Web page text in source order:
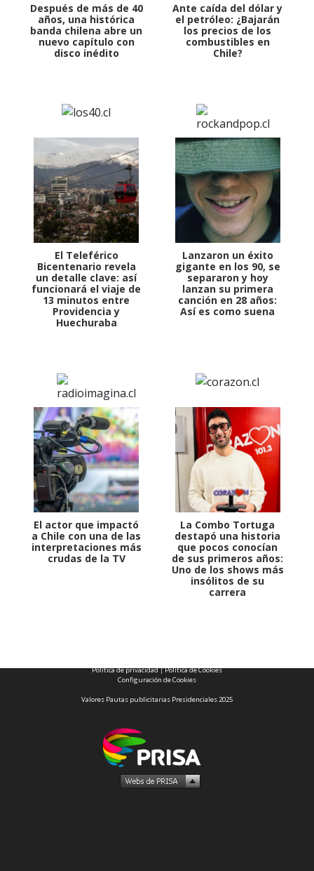
Después de más de 40
años, una histórica
banda chilena abre un
nuevo capítulo con
disco inédito
Ante caída del dólar y
el petróleo: ¿Bajarán
los precios de los
combustibles en
Chile?
El Teleférico
Bicentenario revela
un detalle clave: así
funcionará el viaje de
13 minutos entre
Providencia y
Huechuraba
Lanzaron un éxito
gigante en los 90, se
separaron y hoy
lanzan su primera
canción en 28 años:
Así es como suena
El actor que impactó
a Chile con una de las
interpretaciones más
crudas de la TV
La Combo Tortuga
destapó una historia
que pocos conocían
de sus primeros años:
Uno de los shows más
insólitos de su
carrera
Política de privacidad|Política de Cookies
Configuración de Cookies
Valores Pautas publicitarias Presidenciales 2025